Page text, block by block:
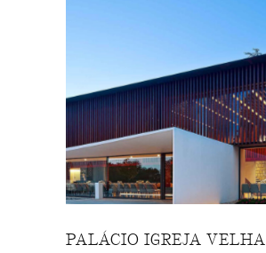
PALÁCIO IGREJA VELHA